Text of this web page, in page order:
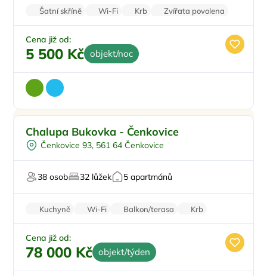
Šatní skříně Wi-Fi Krb
Zvířata povolena
Pračka
Cena již od:
5 500 Kč objekt/noc
Vířivka
Sauna
Firemní akce/teambuilding
Chalupa Bukovka - Čenkovice
Čenkovice 93, 561 64 Čenkovice
38 osob 32 lůžek 5 apartmánů
Kuchyně Wi-Fi Balkon/terasa
Krb
Klimatizace
Cena již od:
78 000 Kč objekt/týden